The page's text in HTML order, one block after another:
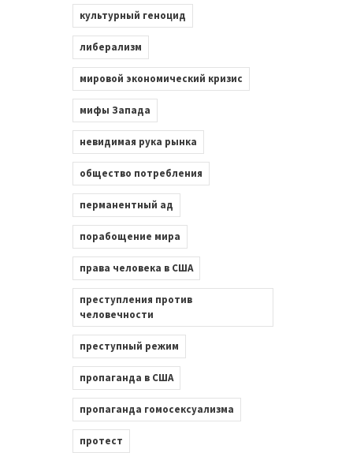
культурный геноцид
либерализм
мировой экономический кризис
мифы Запада
невидимая рука рынка
общество потребления
перманентный ад
порабощение мира
права человека в США
преступления против
человечности
преступный режим
пропаганда в США
пропаганда гомосексуализма
протест